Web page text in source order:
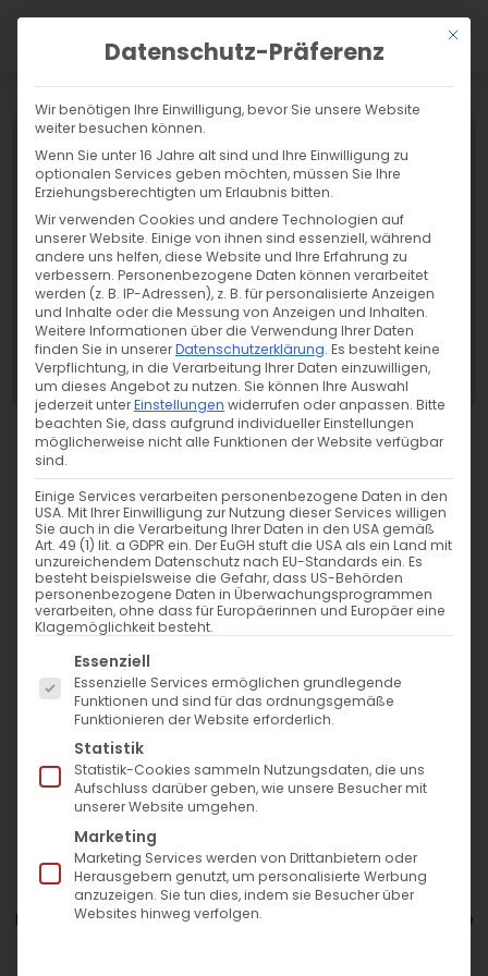
Übersicht
Nur qualifizierte Ärzte
Juvederm Exklusiv Praxis
Auswahl der besten
Hyaluron-Brands
Exklusive Standortlage
Lippenunterspritzung
Du wünschst dir mehr Volumen, eine schönere Kontur
oder einfach einen frischeren Look für deine Lippen?
Mit einer Hyaluron-Unterspritzung lassen sich Form und Fülle
Mit
Datenschutz-Präferenz
Wir benötigen Ihre Einwilligung, bevor Sie unsere Website
weiter besuchen können.
Wenn Sie unter 16 Jahre alt sind und Ihre Einwilligung zu
optionalen Services geben möchten, müssen Sie Ihre
Erziehungsberechtigten um Erlaubnis bitten.
Wir verwenden Cookies und andere Technologien auf
unserer Website. Einige von ihnen sind essenziell, während
andere uns helfen, diese Website und Ihre Erfahrung zu
verbessern. Personenbezogene Daten können verarbeitet
werden (z. B. IP-Adressen), z. B. für personalisierte Anzeigen
und Inhalte oder die Messung von Anzeigen und Inhalten.
Weitere Informationen über die Verwendung Ihrer Daten
finden Sie in unsererDatenschutzerklärung. Es besteht keine
Verpflichtung, in die Verarbeitung Ihrer Daten einzuwilligen,
um dieses Angebot zu nutzen. Sie können Ihre Auswahl
jederzeit unterEinstellungen widerrufen oder anpassen. Bitte
beachten Sie, dass aufgrund individueller Einstellungen
möglicherweise nicht alle Funktionen der Website verfügbar
sind.
Einige Services verarbeiten personenbezogene Daten in den
USA. Mit Ihrer Einwilligung zur Nutzung dieser Services willigen
Sie auch in die Verarbeitung Ihrer Daten in den USA gemäß
Art. 49 (1) lit. a GDPR ein. Der EuGH stuft die USA als ein Land mit
unzureichendem Datenschutz nach EU-Standards ein. Es
besteht beispielsweise die Gefahr, dass US-Behörden
personenbezogene Daten in Überwachungsprogrammen
verarbeiten, ohne dass für Europäerinnen und Europäer eine
Klagemöglichkeit besteht.
Es folgt eine Liste der Service-Gruppen, für die eine
Essenziell
Essenzielle Services ermöglichen grundlegende
Funktionen und sind für das ordnungsgemäße
Funktionieren der Website erforderlich.
Statistik
Statistik-Cookies sammeln Nutzungsdaten, die uns
Aufschluss darüber geben, wie unsere Besucher mit
unserer Website umgehen.
Marketing
Marketing Services werden von Drittanbietern oder
Herausgebern genutzt, um personalisierte Werbung
anzuzeigen. Sie tun dies, indem sie Besucher über
Websites hinweg verfolgen.